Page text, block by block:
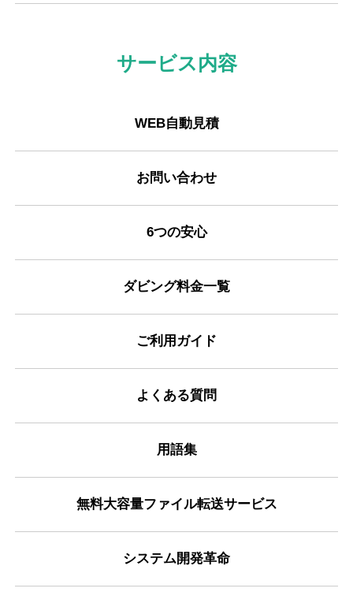
サービス内容
WEB自動見積
お問い合わせ
6つの安心
ダビング料金一覧
ご利用ガイド
よくある質問
用語集
無料大容量ファイル転送サービス
システム開発革命